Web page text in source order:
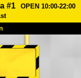
#1
OPEN 10:00-22:00
Preise